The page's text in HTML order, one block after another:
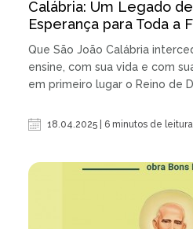
Calábria: Um Legado
Esperança para Toda a
Que São João Calábria
ensine, com sua vida e com
em primeiro lugar o Reino de
18.04.2025 | 6 minutos de leitura